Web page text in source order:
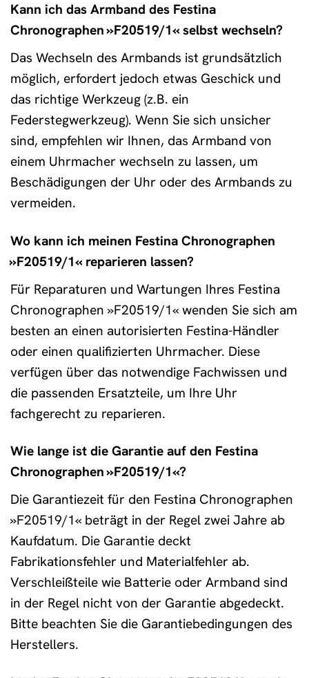
Kann ich das Armband des Festina
Chronographen »F20519/1« selbst wechseln?
Das Wechseln des Armbands ist grundsätzlich
möglich, erfordert jedoch etwas Geschick und
das richtige Werkzeug (z.B. ein
Federstegwerkzeug). Wenn Sie sich unsicher
sind, empfehlen wir Ihnen, das Armband von
einem Uhrmacher wechseln zu lassen, um
Beschädigungen der Uhr oder des Armbands zu
vermeiden.
Wo kann ich meinen Festina Chronographen
»F20519/1« reparieren lassen?
Für Reparaturen und Wartungen Ihres Festina
Chronographen »F20519/1« wenden Sie sich am
besten an einen autorisierten Festina-Händler
oder einen qualifizierten Uhrmacher. Diese
verfügen über das notwendige Fachwissen und
die passenden Ersatzteile, um Ihre Uhr
fachgerecht zu reparieren.
Wie lange ist die Garantie auf den Festina
Chronographen »F20519/1«?
Die Garantiezeit für den Festina Chronographen
»F20519/1« beträgt in der Regel zwei Jahre ab
Kaufdatum. Die Garantie deckt
Fabrikationsfehler und Materialfehler ab.
Verschleißteile wie Batterie oder Armband sind
in der Regel nicht von der Garantie abgedeckt.
Bitte beachten Sie die Garantiebedingungen des
Herstellers.